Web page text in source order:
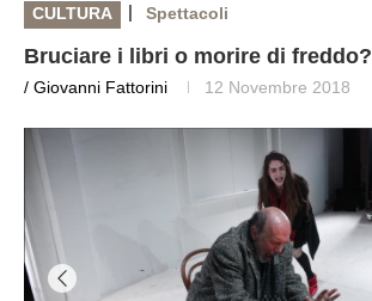
CULTURA | Spettacoli
Bruciare i libri o morire di freddo?
/ Giovanni Fattorini 12 Novembre 2018